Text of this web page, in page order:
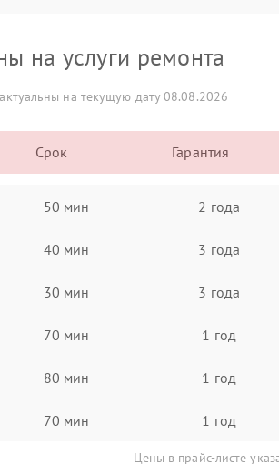
на услуги ремонта
на текущую дату 08.08.2026
Срок Гарантия
50 мин 2 года
40 мин 3 года
30 мин 3 года
70 мин 1 год
80 мин 1 год
70 мин 1 год
Цены в прайс-листе